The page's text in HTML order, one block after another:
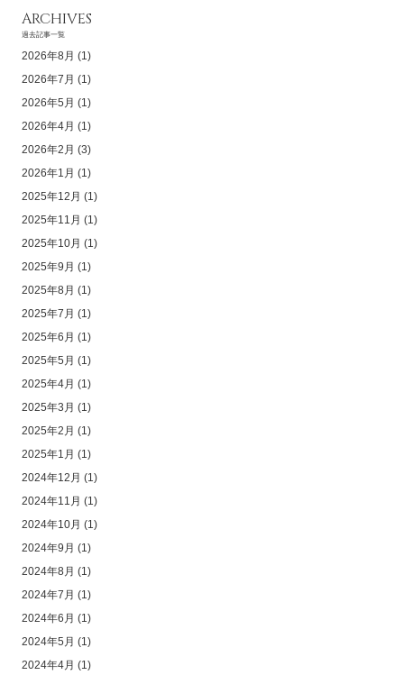
ARCHIVES
過去記事一覧
2026年8月 (1)
2026年7月 (1)
2026年5月 (1)
2026年4月 (1)
2026年2月 (3)
2026年1月 (1)
2025年12月 (1)
2025年11月 (1)
2025年10月 (1)
2025年9月 (1)
2025年8月 (1)
2025年7月 (1)
2025年6月 (1)
2025年5月 (1)
2025年4月 (1)
2025年3月 (1)
2025年2月 (1)
2025年1月 (1)
2024年12月 (1)
2024年11月 (1)
2024年10月 (1)
2024年9月 (1)
2024年8月 (1)
2024年7月 (1)
2024年6月 (1)
2024年5月 (1)
2024年4月 (1)